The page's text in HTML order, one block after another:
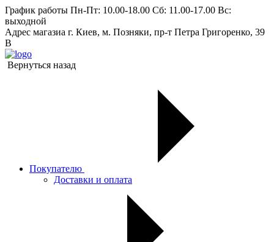
График работы Пн-Пт: 10.00-18.00 Сб: 11.00-17.00 Вс:
выходной
Адрес магазиа г. Киев, м. Позняки, пр-т Петра Григоренко, 39
В
Вернуться назад
Покупателю
Доставки и оплата